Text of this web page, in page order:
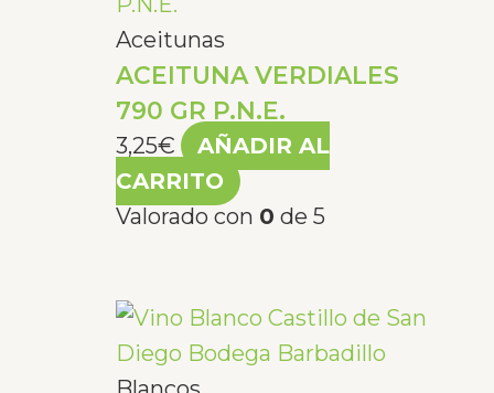
Aceitunas
ACEITUNA VERDIALES
790 GR P.N.E.
3,25€
AÑADIR AL
CARRITO
Valorado con 0 de 5